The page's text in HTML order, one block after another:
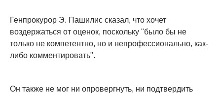
Генпрокурор Э. Пашилис сказал, что хочет
воздержаться от оценок, поскольку "было бы не
только не компетентно, но и непрофессионально, как-
либо комментировать".
Он также не мог ни опровергнуть, ни подтвердить